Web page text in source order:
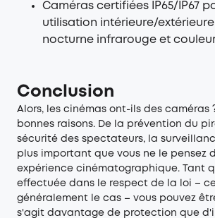
Caméras certifiées IP65/IP67
utilisation intérieure/
nocturne infrarouge et
Conclusion
Alors, les cinémas ont-ils des caméras
bonnes raisons. De la prévention du
sécurité des spectateurs, la
plus important que vous ne le pensez
expérience cinématographique. Tant
effectuée dans le respect de la loi –
généralement le cas – vous pouvez
s'agit davantage de protection que